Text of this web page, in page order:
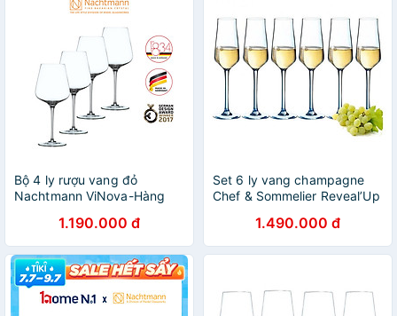
Bộ 4 ly rượu vang đỏ
Nachtmann ViNova-Hàng
1.190.000 đ
Set 6 ly vang champagne
Chef & Sommelier Reveal’Up
1.490.000 đ